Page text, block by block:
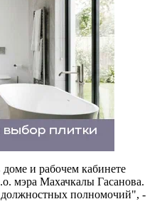
и рабочем кабинете
мэра Махачкалы Гасанова.
полномочий", -